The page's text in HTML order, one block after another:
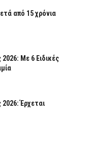
από 15 χρόνια
Με 6 Ειδικές
Έρχεται